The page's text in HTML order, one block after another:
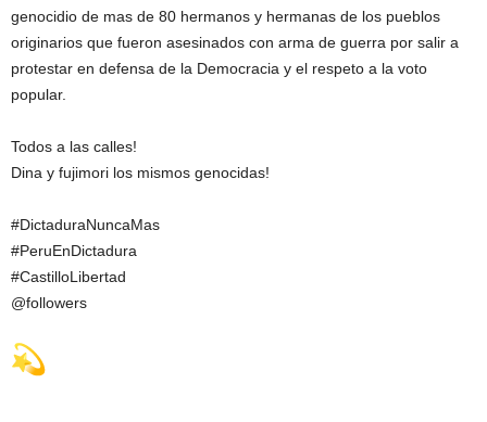
genocidio de mas de 80 hermanos y hermanas de los pueblos
originarios que fueron asesinados con arma de guerra por salir a
protestar en defensa de la Democracia y el respeto a la voto
popular.
Todos a las calles!
Dina y fujimori los mismos genocidas!
#DictaduraNuncaMas
#PeruEnDictadura
#CastilloLibertad
@followers